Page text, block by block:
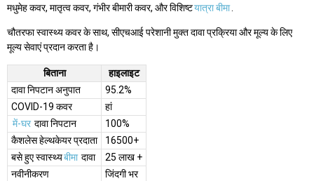
मधुमेह कवर, मातृत्व कवर, गंभीर बीमारी कवर, और विशिष्टयात्रा बीमा
चौतरफा स्वास्थ्य कवर के साथ, सीएचआई परेशानी मुक्त दावा प्रक्रिया और मूल्य के लिए
मूल्य सेवाएं प्रदान करता है।
बिताना
हाइलाइट
दावा निपटान अनुपात
95.2%
COVID-19 कवर
हां
में-घर दावा निपटान
100%
कैशलेस हेल्थकेयर प्रदाता
16500+
बसे हुए स्वास्थ्यबीमा दावा
25 लाख +
नवीनीकरण
जिंदगी भर